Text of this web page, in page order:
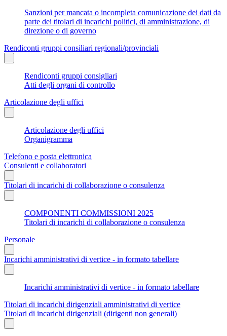
Sanzioni per mancata o incompleta comunicazione dei dati da
parte dei titolari di incarichi politici, di amministrazione, di
direzione o di governo
Rendiconti gruppi consiliari regionali/provinciali
Rendiconti gruppi consigliari
Atti degli organi di controllo
Articolazione degli uffici
Articolazione degli uffici
Organigramma
Telefono e posta elettronica
Consulenti e collaboratori
Titolari di incarichi di collaborazione o consulenza
COMPONENTI COMMISSIONI 2025
Titolari di incarichi di collaborazione o consulenza
Personale
Incarichi amministrativi di vertice - in formato tabellare
Incarichi amministrativi di vertice - in formato tabellare
Titolari di incarichi dirigenziali amministrativi di vertice
Titolari di incarichi dirigenziali (dirigenti non generali)